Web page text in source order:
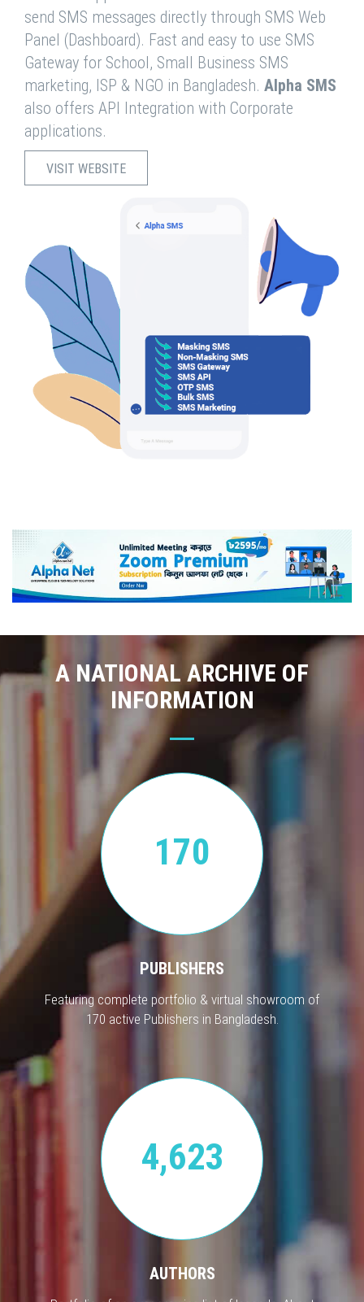
send SMS messages directly through SMS Web
Panel (Dashboard). Fast and easy to use SMS
Gateway for School, Small Business SMS
marketing, ISP & NGO in Bangladesh. Alpha SMS
also offers API Integration with Corporate
applications.
VISIT WEBSITE
A NATIONAL ARCHIVE OF
INFORMATION
170
PUBLISHERS
Featuring complete portfolio & virtual showroom of
170 active Publishers in Bangladesh.
4,623
AUTHORS